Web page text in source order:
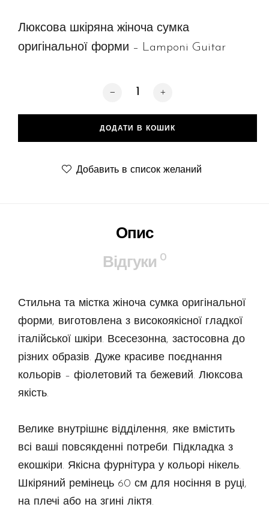
Люксова шкіряна жіноча сумка
оригінальної форми – Lamponi Guitar
Guitar, violet/beige кількість
ДОДАТИ В КОШИК
Добавить в список желаний
Опис
Відгуки 0
Стильна та містка жіноча сумка оригінальної
форми, виготовлена з високоякісної гладкої
італійської шкіри. Всесезонна, застосовна до
різних образів. Дуже красиве поєднання
кольорів – фіолетовий та бежевий. Люксова
якість.
Велике внутрішнє відділення, яке вмістить
всі ваші повсякденні потреби. Підкладка з
екошкіри. Якісна фурнітура у кольорі нікель.
Шкіряний ремінець 60 см для носіння в руці,
на плечі або на згині ліктя.